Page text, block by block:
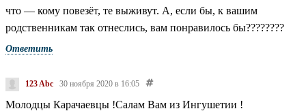
что — кому повезёт, те выживут. А, если бы, к вашим
родственникам так отнеслись, вам понравилось бы????????
Ответить
123 Abc 30 ноября 2020 в 16:05
Молодцы Карачаевцы !Салам Вам из Ингушетии !